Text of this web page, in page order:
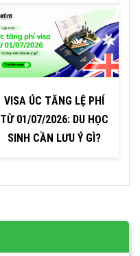
VISA ÚC TĂNG LỆ PHÍ
TỪ 01/07/2026: DU HỌC
SINH CẦN LƯU Ý GÌ?